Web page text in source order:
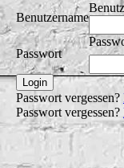
Benutzername
Passwort
Login
Passwort vergessen?
Passwort vergessen?